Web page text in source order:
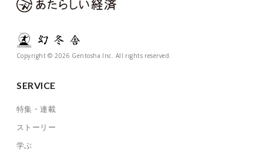
Copyright © 2026 Gentosha Inc. All rights reserved.
SERVICE
特集・連載
ストーリー
学ぶ